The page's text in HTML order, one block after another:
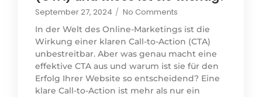
September 27, 2024 / No Comments
In der Welt des Online-Marketings ist die
Wirkung einer klaren Call-to-Action (CTA)
unbestreitbar. Aber was genau macht eine
effektive CTA aus und warum ist sie für den
Erfolg Ihrer Website so entscheidend? Eine
klare Call-to-Action ist mehr als nur ein